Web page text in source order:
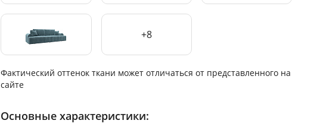
+8
Фактический оттенок ткани может отличаться от представленного на
сайте
Основные характеристики: